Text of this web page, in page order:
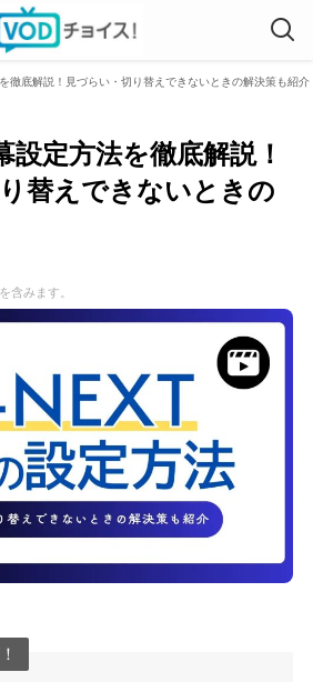
徹底解説！見づらい・切り替えできないときの解決策も紹介
設定方法を徹底解説！
替えできないときの
含みます。